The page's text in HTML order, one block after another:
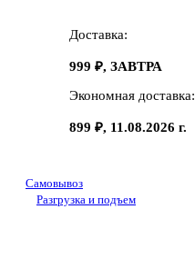
Доставка:
999 ₽, ЗАВТРА
Экономная доставка:
899 ₽, 11.08.2026 г.
Самовывоз
Разгрузка и подъем